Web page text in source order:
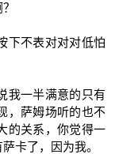
下不表对对对低怕
我一半满意的只有
，萨姆场听的也不
的关系，你觉得一
卡了，因为我。